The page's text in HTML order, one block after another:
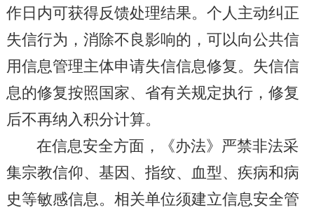
作日内可获得反馈处理结果。个人主动纠正
失信行为，消除不良影响的，可以向公共信
用信息管理主体申请失信信息修复。失信信
息的修复按照国家、省有关规定执行，修复
后不再纳入积分计算。
在信息安全方面，《办法》严禁非法采
集宗教信仰、基因、指纹、血型、疾病和病
史等敏感信息。相关单位须建立信息安全管